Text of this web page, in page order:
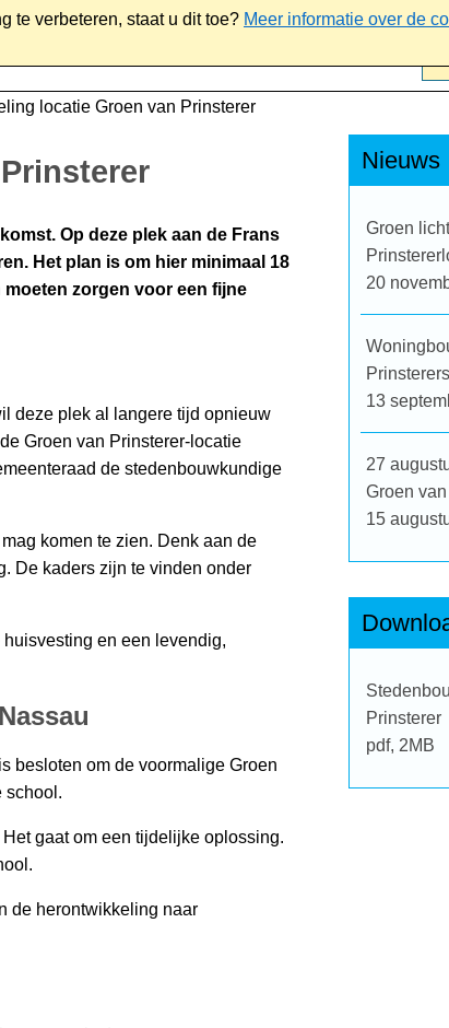
te verbeteren, staat u dit toe? Meer informatie over de
locatie Groen van Prinsterer
Op deze plek aan de Frans
Het plan is om hier minimaal 18
zorgen voor een fijne
deze plek al langere tijd opnieuw
Groen van Prinsterer-locatie
de stedenbouwkundige
komen te zien. Denk aan de
De kaders zijn te vinden onder
en een levendig,
besloten om de voormalige Groen
school.
gaat om een tijdelijke oplossing.
de herontwikkeling naar
Nieuws
Groen
20
13
27
Groen
15
Prinsterer
pdf, 2MB